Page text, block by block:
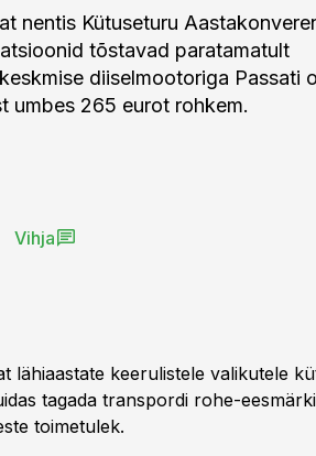
nentis Kütuseturu
tõstavad paratamatult
diiselmootoriga Passati
umbes 265 eurot rohkem.
Vihja
lähiaastate keerulistele valikutele
tagada transpordi rohe-
toimetulek.